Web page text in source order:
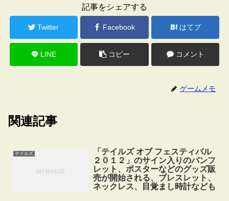
記事をシェアする
Twitter Facebook はてブ
LINE コピー コメント
ゲームメモ
関連記事
テイルズ
「テイルズ オブ フェスティバル
２０１２」のサイン入りのパンフ
レット、ポスターなどのグッズ販
売が開始される、ブレスレット、
ネックレス、目覚まし時計なども